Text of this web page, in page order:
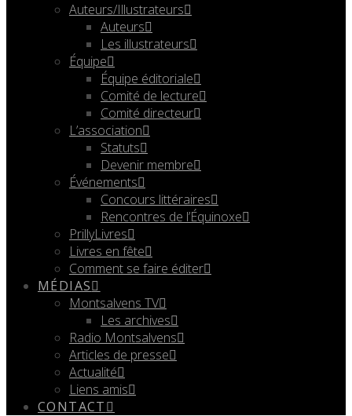
Auteurs/Illustrateurs
Auteurs
Les illustrateurs
Équipe
Équipe éditoriale
Comité de lecture
Comité directeur
L’association
Statuts
Devenir membre
Événements
Concours littéraires
Rencontres de l’Équinoxe
PrillyLivres
Livres en fête
Comment se faire éditer
MÉDIAS
Montsalvens TV
Les archives
Radio Montsalvens
Articles de presse
Actualité
Liens amis
CONTACT